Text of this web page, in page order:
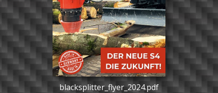
blacksplitter_flyer_2024.pdf